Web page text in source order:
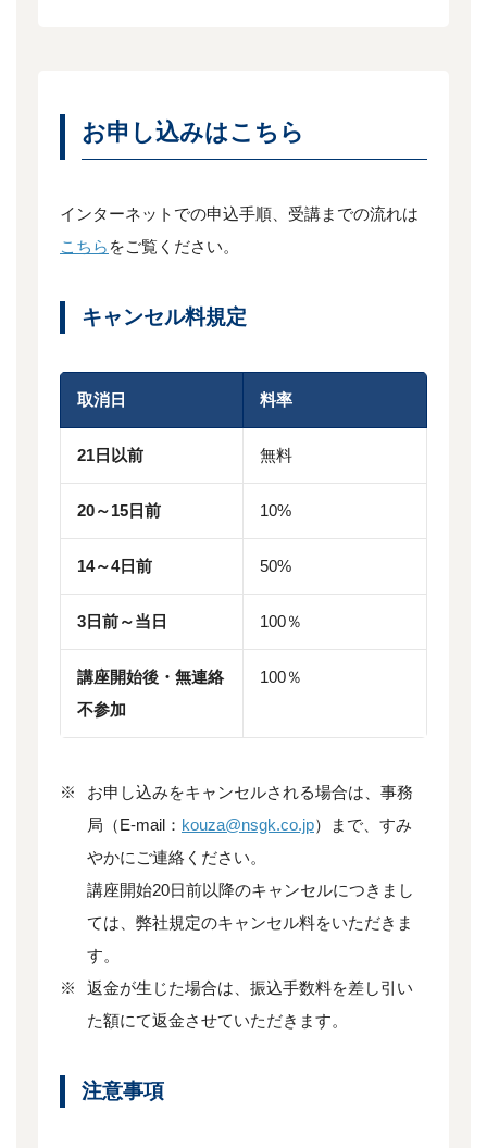
お申し込みはこちら
インターネットでの申込手順、受講までの流れは
こちら をご覧ください。
キャンセル料規定
取消日 料率
21日以前 無料
20～15日前 10%
14～4日前 50%
3日前～当日 100％
講座開始後・無連絡
不参加
100％
※
お申し込みをキャンセルされる場合は、事務
局（E-mail： kouza@nsgk.co.jp）まで、すみ
やかにご連絡ください。
講座開始20日前以降のキャンセルにつきまし
ては、弊社規定のキャンセル料をいただきま
す。
※
返金が生じた場合は、振込手数料を差し引い
た額にて返金させていただきます。
注意事項